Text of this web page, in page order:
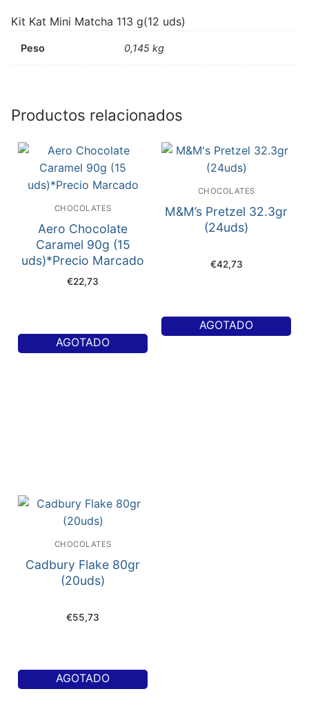
Kit Kat Mini Matcha 113 g(12 uds)
Peso 0,145 kg
Productos relacionados
CHOCOLATES
Aero Chocolate
Caramel 90g (15
uds)*Precio Marcado
€22,73
AGOTADO
CHOCOLATES
M&M’s Pretzel 32.3gr
(24uds)
€42,73
AGOTADO
CHOCOLATES
Cadbury Flake 80gr
(20uds)
€55,73
AGOTADO